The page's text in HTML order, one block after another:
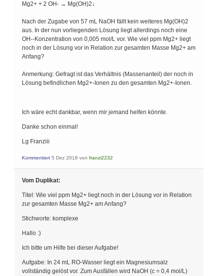
Mg2+ + 2 OH- → Mg(OH)2↓
Nach der Zugabe von 57 mL NaOH fällt kein weiteres Mg(OH)2
aus. In der nun vorliegenden Lösung liegt allerdings noch eine
OH--Konzentration von 0,005 mol/L vor. Wie viel ppm Mg2+ liegt
noch in der Lösung vor in Relation zur gesamten Masse Mg2+ am
Anfang?
Anmerkung: Gefragt ist das Verhältnis (Massenanteil) der noch in
Lösung befindlichen Mg2+-Ionen zu den gesamten Mg2+-Ionen.
Ich wäre echt dankbar, wenn mir jemand helfen könnte.
Danke schon einmal!
Lg Franziii
Kommentiert 5 Dez 2018 von franzi2232
Vom Duplikat:
Titel: Wie viel ppm Mg2+ liegt noch in der Lösung vor in Relation
zur gesamten Masse Mg2+ am Anfang?
Stichworte: komplexe
Hallo :)
Ich bitte um Hilfe bei dieser Aufgabe!
Aufgabe: In 24 mL RO-Wasser liegt ein Magnesiumsalz
vollständig gelöst vor. Zum Ausfällen wird NaOH (c = 0,4 mol/L)